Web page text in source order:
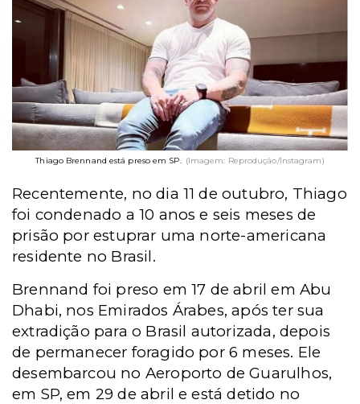
Thiago Brennand está preso em SP. (Imagem: Reprodução/Instagram)
Recentemente, no dia 11 de outubro, Thiago
foi condenado a 10 anos e seis meses de
prisão por estuprar uma norte-americana
residente no Brasil.
Brennand foi preso em 17 de abril em Abu
Dhabi, nos Emirados Árabes, após ter sua
extradição para o Brasil autorizada, depois
de permanecer foragido por 6 meses. Ele
desembarcou no Aeroporto de Guarulhos,
em SP, em 29 de abril e está detido no